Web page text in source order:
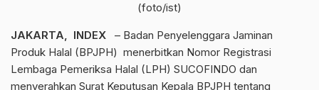
(foto/ist)
JAKARTA, INDEX – Badan Penyelenggara Jaminan
Produk Halal (BPJPH) menerbitkan Nomor Registrasi
Lembaga Pemeriksa Halal (LPH) SUCOFINDO dan
menyerahkan Surat Keputusan Kepala BPJPH tentang